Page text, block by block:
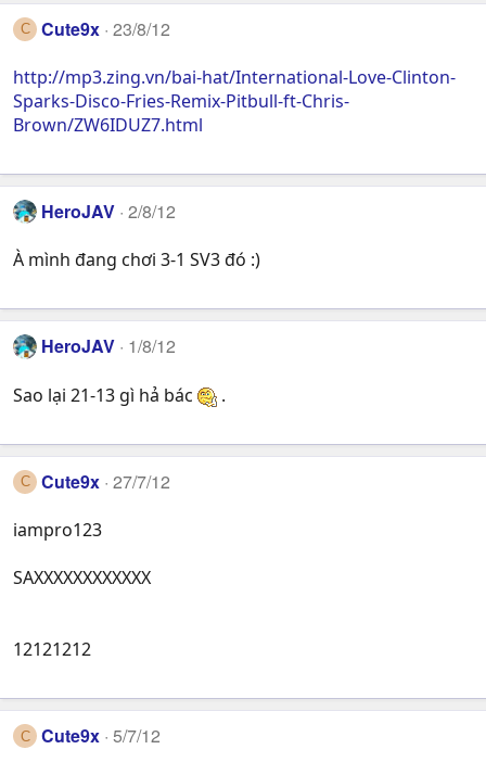
C Cute9x 23/8/12
http://mp3.zing.vn/bai-hat/International-Love-Clinton-
Sparks-Disco-Fries-Remix-Pitbull-ft-Chris-
Brown/ZW6IDUZ7.html
HeroJAV 2/8/12
À mình đang chơi 3-1 SV3 đó :)
HeroJAV 1/8/12
Sao lại 21-13 gì hả bác .
C Cute9x 27/7/12
iampro123
SAXXXXXXXXXXXX
12121212
C Cute9x 5/7/12